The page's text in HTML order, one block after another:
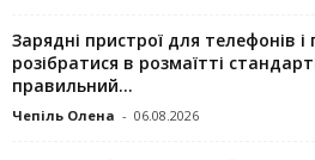
Зарядні пристрої для телефонів
розібратися в розмаїтті
правильний...
Чепіль Олена - 06.08.2026